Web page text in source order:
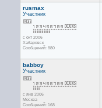
rusmax
Участник
с окт 2006
Хабаровск
Сообщений: 880
babboy
Участник
с янв 2006
Москва
Сообщений: 168